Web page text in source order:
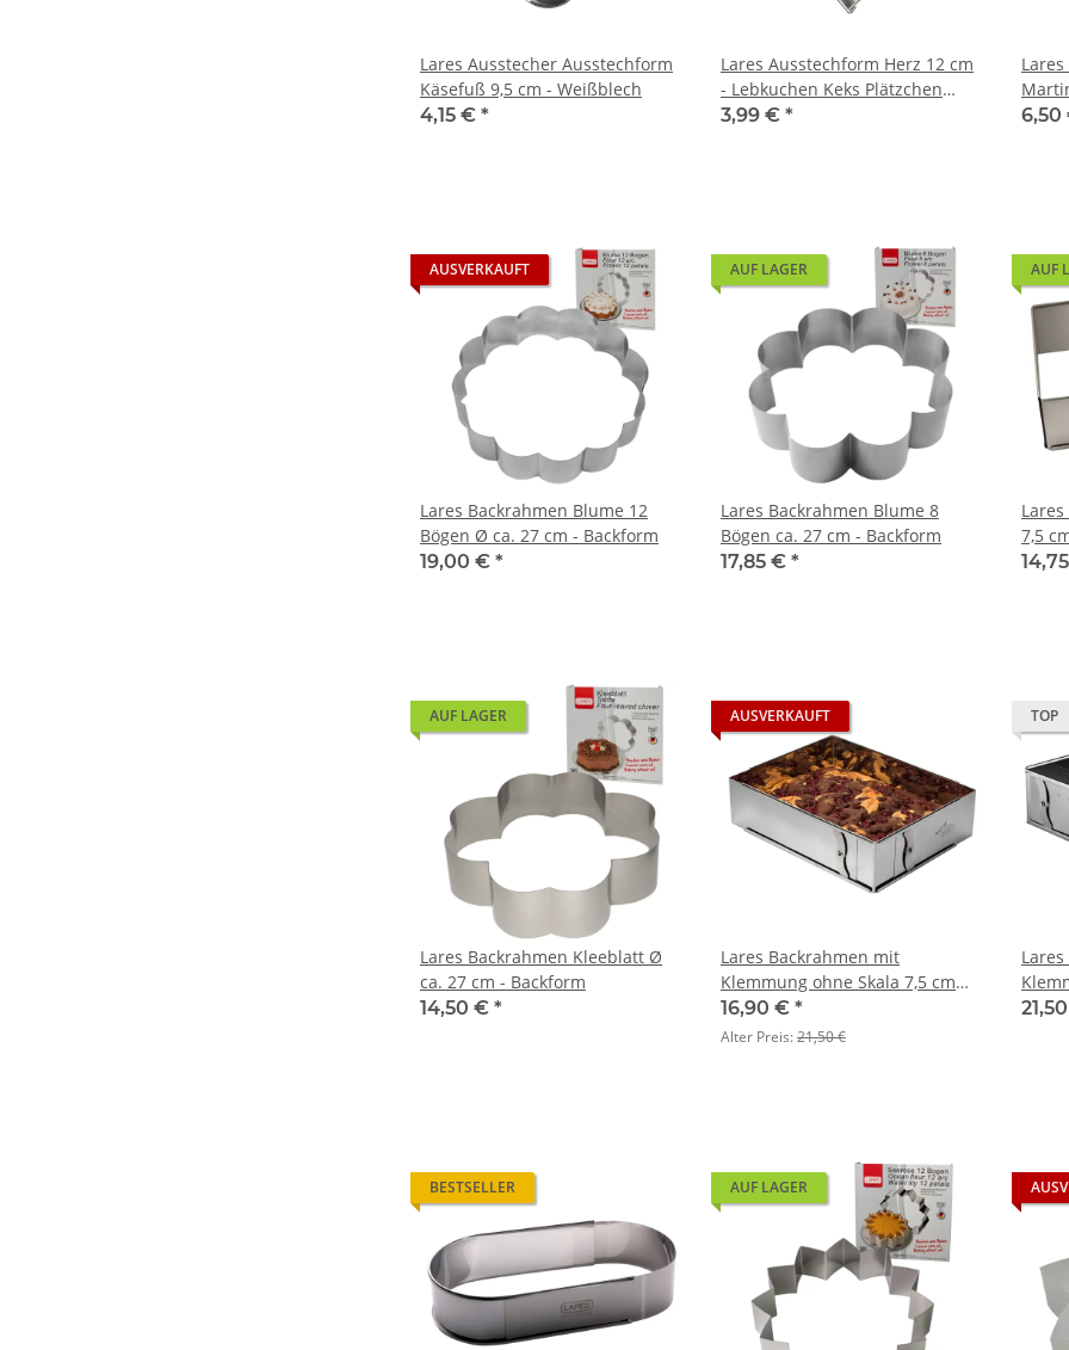
Lares Ausstecher Ausstechform
Käsefuß 9,5 cm - Weißblech
4,15 € *
Lares Ausstechform Herz 12 cm
- Lebkuchen Keks Plätzchen
Ausstecher
3,99 € *
Gans
6,50
AUSVERKAUFT
Lares Backrahmen Blume 12
Bögen Ø ca. 27 cm - Backform
19,00 € *
AUF LAGER
Lares Backrahmen Blume 8
Bögen ca. 27 cm - Backform
17,85 € *
AUF
7,5
AUF LAGER
Lares Backrahmen Kleeblatt Ø
ca. 27 cm - Backform
14,50 € *
AUSVERKAUFT
Lares Backrahmen mit
Klemmung ohne Skala 7,5 cm
hoch stufenlos verstellbar -
Backrand Tortenring eckig
16,90 € *
Alter Preis:21,50 €
TOP
hoch
BESTSELLER AUF LAGER